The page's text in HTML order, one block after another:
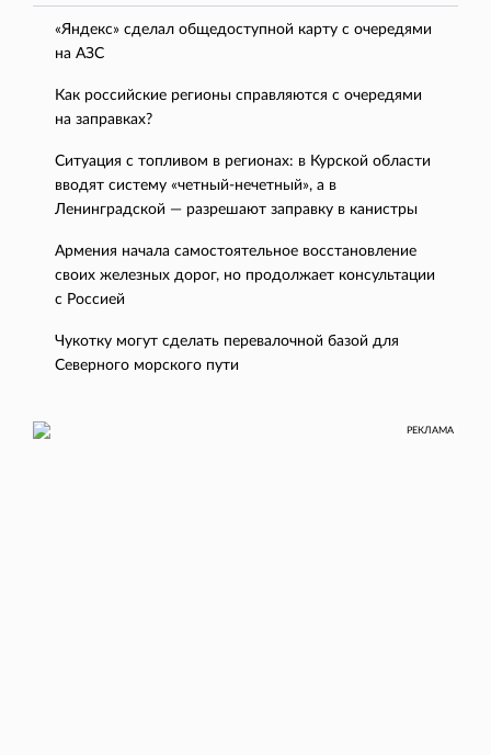
«Яндекс» сделал общедоступной карту с очередями
на АЗС
Как российские регионы справляются с очередями
на заправках?
Ситуация с топливом в регионах: в Курской области
вводят систему «четный-нечетный», а в
Ленинградской — разрешают заправку в канистры
Армения начала самостоятельное восстановление
своих железных дорог, но продолжает консультации
с Россией
Чукотку могут сделать перевалочной базой для
Северного морского пути
РЕКЛАМА